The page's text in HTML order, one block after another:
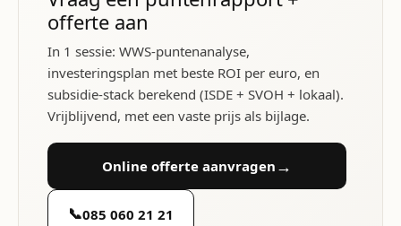
offerte aan
In 1 sessie: WWS-puntenanalyse,
investeringsplan met beste ROI per euro, en
subsidie-stack berekend (ISDE + SVOH + lokaal).
Vrijblijvend, met een vaste prijs als bijlage.
Online offerte aanvragen →
📞085 060 21 21